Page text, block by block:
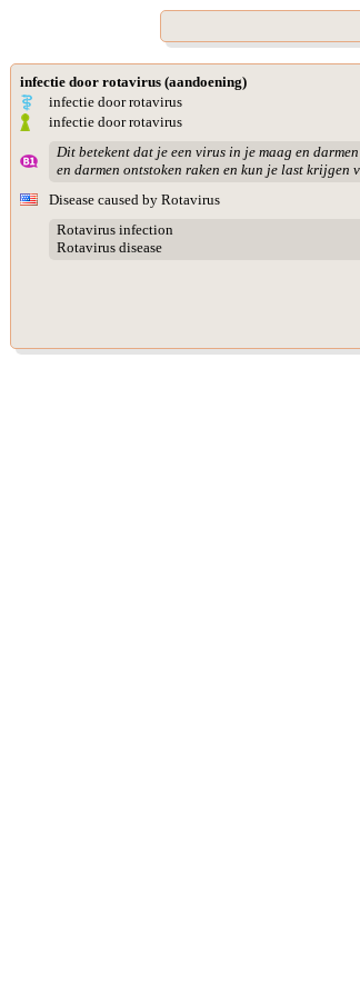
infectie door rotavirus (aandoening)
infectie door rotavirus
infectie door rotavirus
Dit betekent dat je een virus in je maag en
en darmen ontstoken raken en kun je last krijgen
Disease caused by Rotavirus
Rotavirus infection
Rotavirus disease